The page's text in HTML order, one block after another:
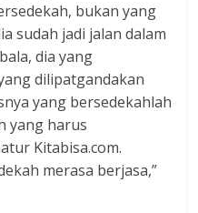
bukan yang
sudah jadi jalan dalam
dia yang
dilipatgandakan
yang bersedekahlah
yang harus
Kitabisa.com.
merasa berjasa,”